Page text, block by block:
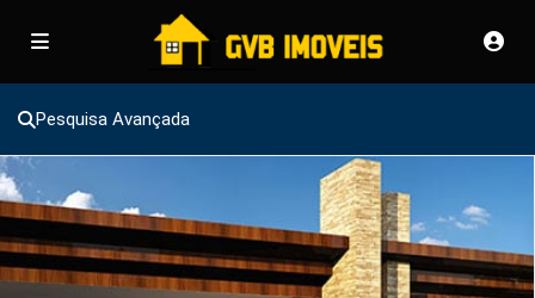
Pesquisa Avançada